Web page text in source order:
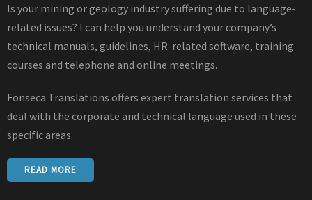
Is your mining or geology industry suffering due to language-
related issues? I can help you understand your company’s
technical manuals, guidelines, HR-related software, training
courses and telephone and online meetings.
Fonseca Translations offers expert translation services that
deal with the corporate and technical language used in these
specific areas.
READ MORE